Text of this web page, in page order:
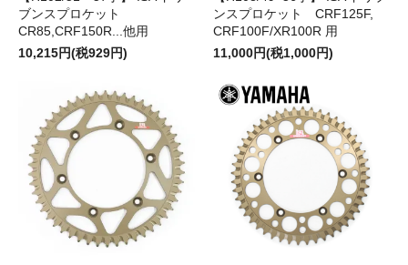
ブンスプロケット
CR85,CRF150R...他用
10,215円(税929円)
ンスプロケット CRF125F,
CRF100F/XR100R 用
11,000円(税1,000円)